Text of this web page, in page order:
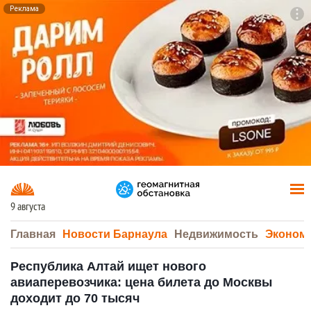
Реклама
9 августа
Главная Новости Барнаула Недвижимость
Республика Алтай ищет нового
авиаперевозчика: цена билета до Москвы
доходит до 70 тысяч